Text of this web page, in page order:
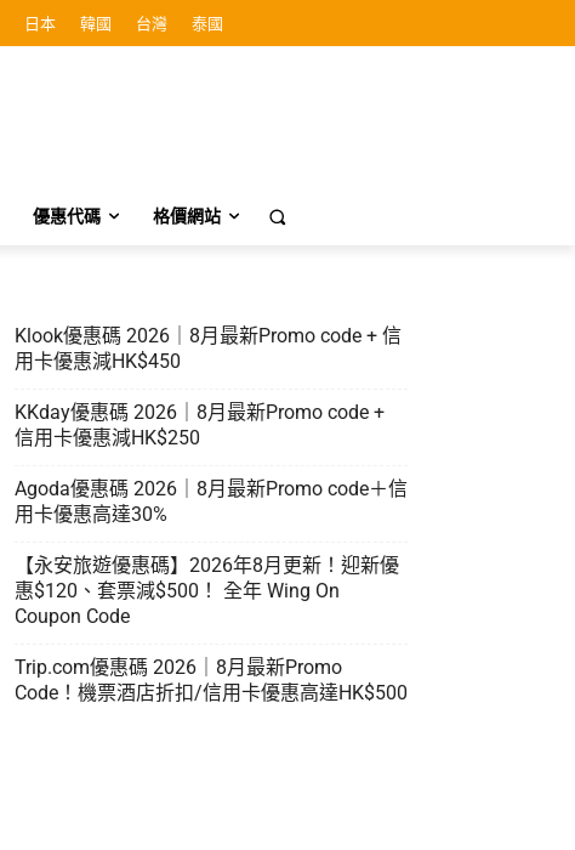
日本 韓國 台灣 泰國
優惠代碼 格價網站
Klook優惠碼 2026｜8月最新Promo code + 信
用卡優惠減HK$450
KKday優惠碼 2026｜8月最新Promo code +
信用卡優惠減HK$250
Agoda優惠碼 2026｜8月最新Promo code＋信
用卡優惠高達30%
【永安旅遊優惠碼】2026年8月更新！迎新優
惠$120、套票減$500！ 全年 Wing On
Coupon Code
Trip.com優惠碼 2026｜8月最新Promo
Code！機票酒店折扣/信用卡優惠高達HK$500